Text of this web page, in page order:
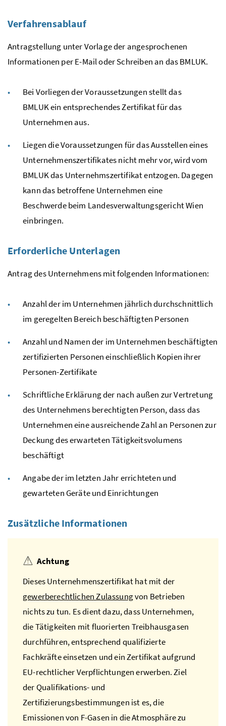
Verfahrensablauf
Antragstellung unter Vorlage der angesprochenen
Informationen perE-Mailoder Schreiben an dasBMLUK.
Bei Vorliegen der Voraussetzungen stellt das
BMLUKein entsprechendes Zertifikat für das
Unternehmen aus.
Liegen die Voraussetzungen für das Ausstellen eines
Unternehmenszertifikates nicht mehr vor, wird vom
BMLUKdas Unternehmszertifikat entzogen. Dagegen
kann das betroffene Unternehmen eine
Beschwerde beim Landesverwaltungsgericht Wien
einbringen.
Erforderliche Unterlagen
Antrag des Unternehmens mit folgenden Informationen:
Anzahl der im Unternehmen jährlich durchschnittlich
im geregelten Bereich beschäftigten Personen
Anzahl und Namen der im Unternehmen beschäftigten
zertifizierten Personen einschließlich Kopien ihrer
Personen-Zertifikate
Schriftliche Erklärung der nach außen zur Vertretung
des Unternehmens berechtigten Person, dass das
Unternehmen eine ausreichende Zahl an Personen zur
Deckung des erwarteten Tätigkeitsvolumens
beschäftigt
Angabe der im letzten Jahr errichteten und
gewarteten Geräte und Einrichtungen
Zusätzliche Informationen
Achtung
Dieses Unternehmenszertifikat hat mit der
gewerberechtlichen Zulassungvon Betrieben
nichts zu tun. Es dient dazu, dass Unternehmen,
die Tätigkeiten mit fluorierten Treibhausgasen
durchführen, entsprechend qualifizierte
Fachkräfte einsetzen und ein Zertifikat aufgrund
EU-rechtlicher Verpflichtungen erwerben. Ziel
der Qualifikations- und
Zertifizierungsbestimmungen ist es, die
Emissionen von F-Gasen in die Atmosphäre zu